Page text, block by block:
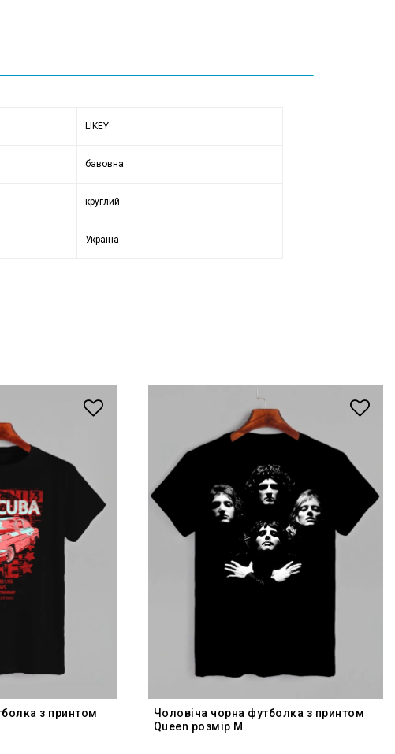
LIKEY
бавовна
круглий
Україна
з принтом
Чоловіча чорна футболка з принтом
Queen розмір M